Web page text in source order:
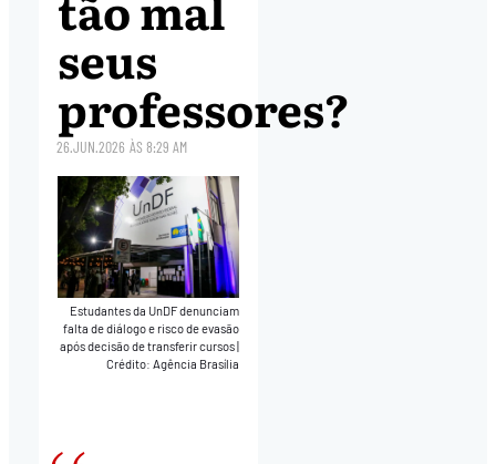
seus
professores?
26.JUN.2026 ÀS 8:29 AM
Estudantes da UnDF denunciam
falta de diálogo e risco de evasão
após decisão de transferir cursos|
Crédito: Agência Brasília